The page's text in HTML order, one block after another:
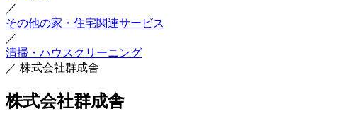
／
その他の家・住宅関連サービス
／
清掃・ハウスクリーニング
／ 株式会社群成舎
株式会社群成舎